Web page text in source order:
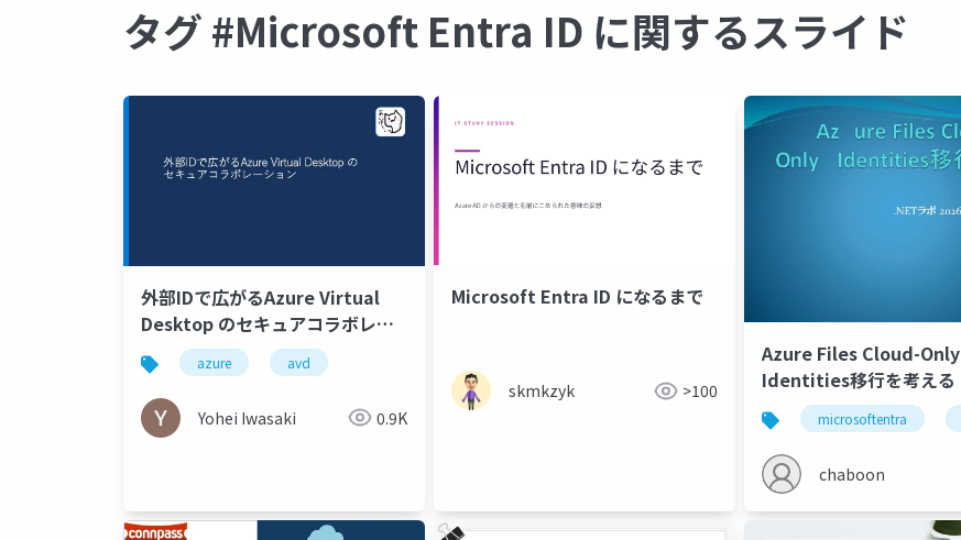
タグ #Microsoft Entra ID に関するスライド
外部IDで広がるAzure Virtual
Desktop のセキュアコラボレー
ション azure avd
Yohei Iwasaki 0.9K
Microsoft Entra ID になるまで
skmkzyk >100
Azure Files Cloud-Only
Identities移行を考える
microsoftentra
chaboon